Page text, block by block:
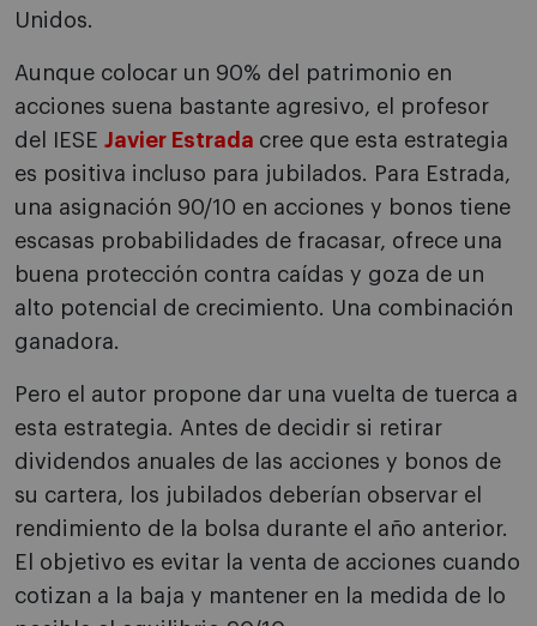
Unidos.
Aunque colocar un 90% del patrimonio en
acciones suena bastante agresivo, el profesor
del IESE Javier Estrada cree que esta estrategia
es positiva incluso para jubilados. Para Estrada,
una asignación 90/10 en acciones y bonos tiene
escasas probabilidades de fracasar, ofrece una
buena protección contra caídas y goza de un
alto potencial de crecimiento. Una combinación
ganadora.
Pero el autor propone dar una vuelta de tuerca a
esta estrategia. Antes de decidir si retirar
dividendos anuales de las acciones y bonos de
su cartera, los jubilados deberían observar el
rendimiento de la bolsa durante el año anterior.
El objetivo es evitar la venta de acciones cuando
cotizan a la baja y mantener en la medida de lo